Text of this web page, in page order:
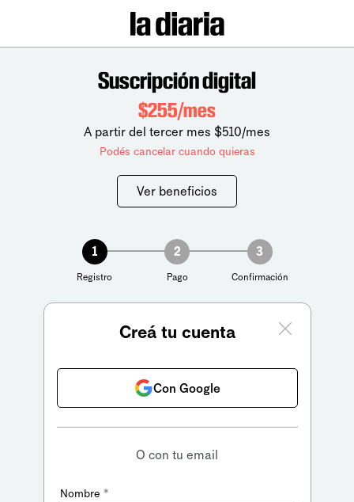
Suscripción digital
$255/mes
A partir del tercer mes $510/mes
Podés cancelar cuando quieras
Ver beneficios
1
Registro
2
Pago
3
Confirmación
Creá tu cuenta
Con Google
O con tu email
Nombre *